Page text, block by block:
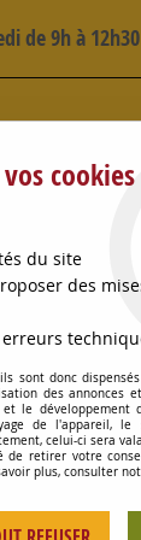
de 9h à
OENOLOGIE
cookies
du site
des
sont donc
des annonces
le développement
de l'appareil, le
celui-ci sera
de retirer votre
plus, consulter